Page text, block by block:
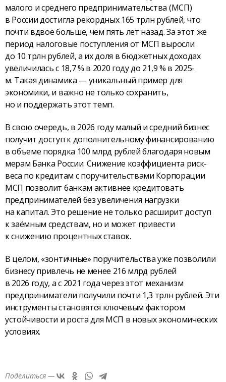
малого и среднего предпринимательства (МСП)
в России достигла рекордных 165 трлн рублей, что
почти вдвое больше, чем пять лет назад. За этот же
период налоговые поступления от МСП выросли
до 10 трлн рублей, а их доля в бюджетных доходах
увеличилась с 18,7 % в 2020 году до 21,9 % в 2025-
м. Такая динамика — уникальный пример для
экономики, и важно не только сохранить,
но и поддержать этот темп.
В свою очередь, в 2026 году малый и средний бизнес
получит доступ к дополнительному финансированию
в объеме порядка 100 млрд рублей благодаря новым
мерам Банка России. Снижение коэффициента риск-
веса по кредитам с поручительствами Корпорации
МСП позволит банкам активнее кредитовать
предпринимателей без увеличения нагрузки
на капитал. Это решение не только расширит доступ
к заёмным средствам, но и может привести
к снижению процентных ставок.
В целом, «зонтичные» поручительства уже позволили
бизнесу привлечь не менее 216 млрд рублей
в 2026 году, а с 2021 года через этот механизм
предприниматели получили почти 1,3 трлн рублей. Эти
инструменты становятся ключевым фактором
устойчивости и роста для МСП в новых экономических
условиях.
Поделиться —